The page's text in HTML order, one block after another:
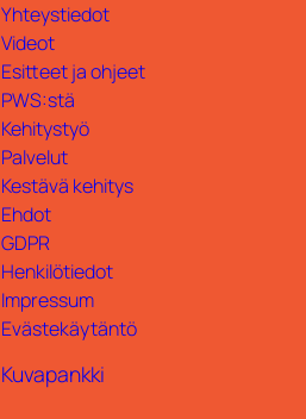
Yhteystiedot
Videot
Esitteet ja ohjeet
PWS:stä
Kehitystyö
Palvelut
Kestävä kehitys
Ehdot
GDPR
Henkilötiedot
Impressum
Evästekäytäntö
Kuvapankki